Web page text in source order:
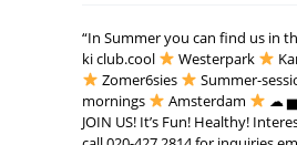
ki club.cool
Westerpark
Zomer6sies
Summer-
mornings
Amsterdam
☁
JOIN US! It’s Fun! Healthy!